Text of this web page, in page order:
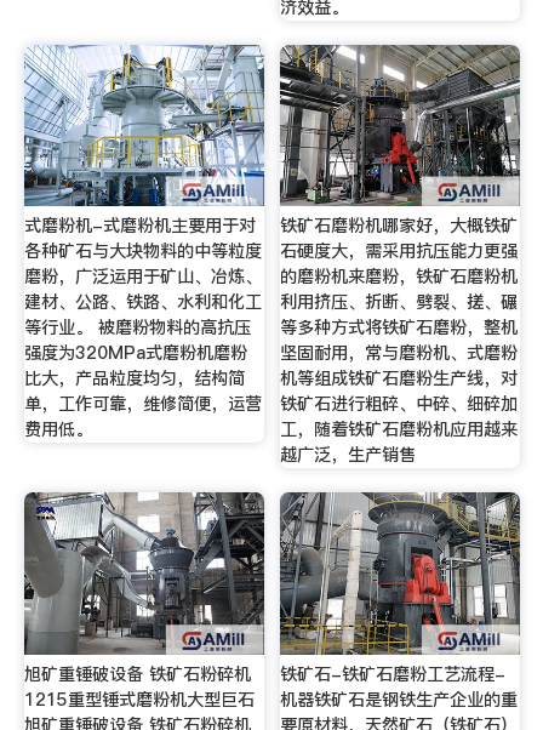
济效益。
式磨粉机-式磨粉机主要用于对
各种矿石与大块物料的中等粒度
磨粉，广泛运用于矿山、冶炼、
建材、公路、铁路、水利和化工
等行业。 被磨粉物料的高抗压
强度为320MPa式磨粉机磨粉
比大，产品粒度均匀，结构简
单，工作可靠，维修简便，运营
费用低。
铁矿石磨粉机哪家好，大概铁矿
石硬度大，需采用抗压能力更强
的磨粉机来磨粉，铁矿石磨粉机
利用挤压、折断、劈裂、搓、碾
等多种方式将铁矿石磨粉，整机
坚固耐用，常与磨粉机、式磨粉
机等组成铁矿石磨粉生产线，对
铁矿石进行粗碎、中碎、细碎加
工，随着铁矿石磨粉机应用越来
越广泛，生产销售
旭矿重锤破设备 铁矿石粉碎机
1215重型锤式磨粉机大型巨石
旭矿重锤破设备 铁矿石粉碎机
铁矿石-铁矿石磨粉工艺流程-
机器铁矿石是钢铁生产企业的重
要原材料，天然矿石（铁矿石）